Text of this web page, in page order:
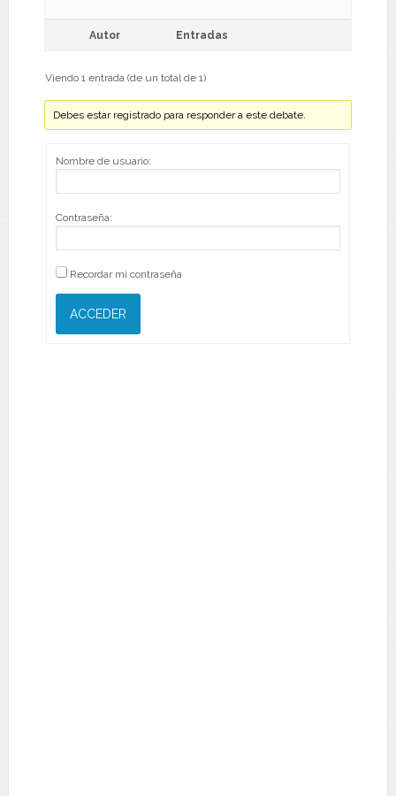
Autor Entradas
Viendo 1 entrada (de un total de 1)
Debes estar registrado para responder a este debate.
Nombre de usuario:
Contraseña:
Recordar mi contraseña
ACCEDER